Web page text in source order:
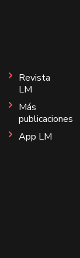
Revista
LM
Más
publicaciones
App LM